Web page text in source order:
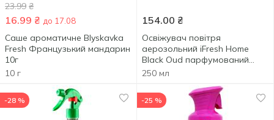
23.99 ₴
16.99 ₴ до 17.08
Саше ароматичне Blyskavka
Fresh Французький мандарин
10г
10 г
154.00 ₴
Освіжувач повітря
аерозольний iFresh Home
Black Oud парфумований
250мл
250 мл
-28 % -25 %